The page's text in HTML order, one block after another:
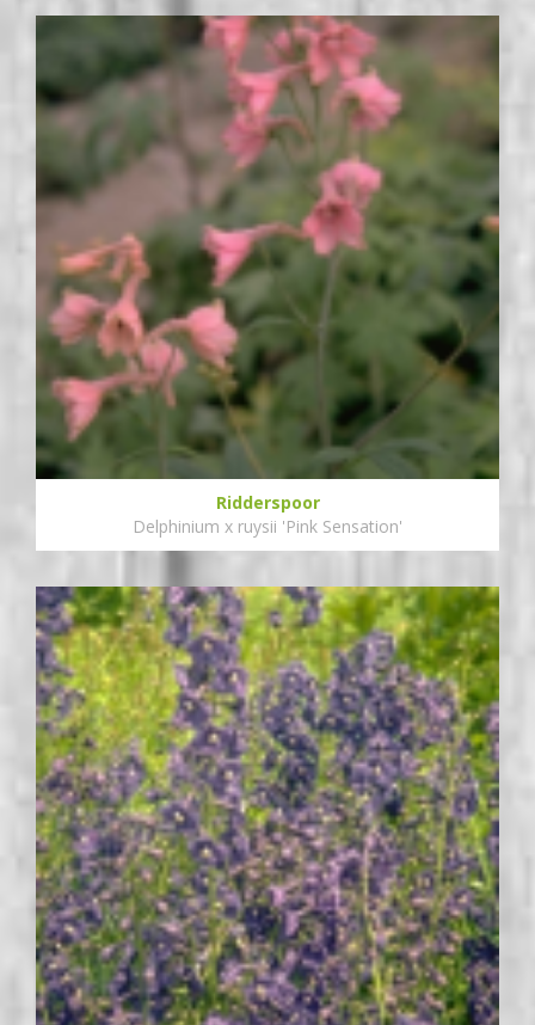
Ridderspoor
Delphinium x ruysii 'Pink Sensation'